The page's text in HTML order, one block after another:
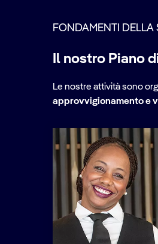
FONDAMENTI DELLA
Il nostro Piano
Le nostre attività sono
approvvigionamento e